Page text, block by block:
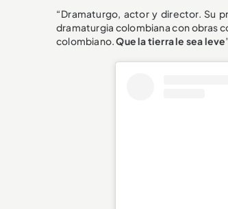
“Dramaturgo, actor y director. Su
dramaturgia colombiana con obras
colombiano.Que la tierra le sea leve